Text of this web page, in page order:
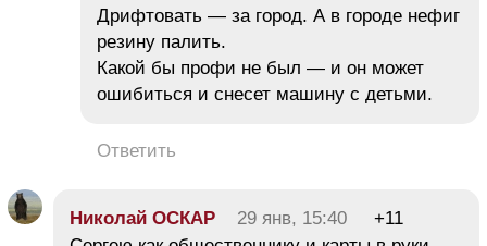
Дрифтовать — за город. А в городе нефиг
резину палить.
Какой бы профи не был — и он может
ошибиться и снесет машину с детьми.
Ответить
Николай ОСКАР 29 янв, 15:40
+11